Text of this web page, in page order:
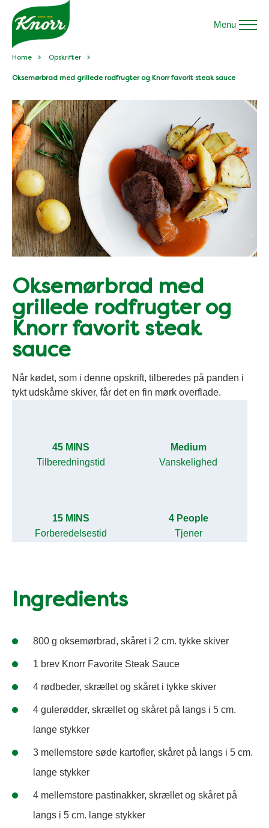
Menu
Home Opskrifter
Oksemørbrad med grillede rodfrugter og Knorr favorit steak sauce
Oksemørbrad med
grillede rodfrugter og
Knorr favorit steak
sauce
Når kødet, som i denne opskrift, tilberedes på panden i
tykt udskårne skiver, får det en fin mørk overflade.
45 MINS
Tilberedningstid
Medium
Vanskelighed
15 MINS
Forberedelsestid
4 People
Tjener
Ingredients
800 g oksemørbrad, skåret i 2 cm. tykke skiver
1 brev Knorr Favorite Steak Sauce
4 rødbeder, skrællet og skåret i tykke skiver
4 gulerødder, skrællet og skåret på langs i 5 cm.
lange stykker
3 mellemstore søde kartofler, skåret på langs i 5 cm.
lange stykker
4 mellemstore pastinakker, skrællet og skåret på
langs i 5 cm. lange stykker